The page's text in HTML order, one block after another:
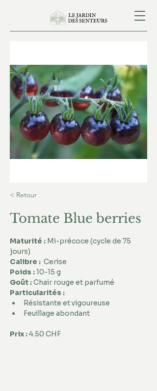
< Retour
Tomate Blue berries
Maturité : Mi-précoce (cycle de 75
jours)
Calibre : Cerise
Poids : 10-15 g
Goût : Chair rouge et parfumé
Particularités :
Résistante et vigoureuse
Feuillage abondant
Prix : 4.50 CHF